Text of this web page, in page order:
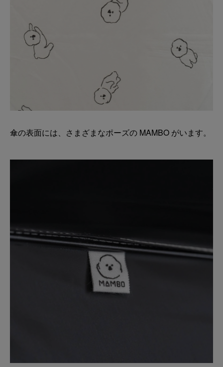
傘の表面には、さまざまなポーズの MAMBO がいます。